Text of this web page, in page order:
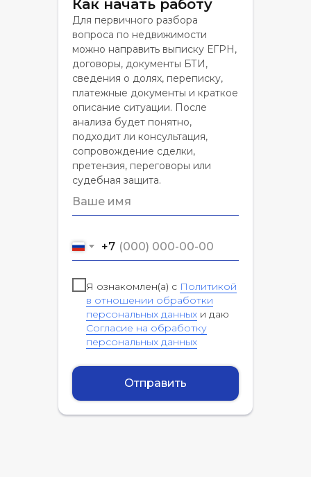
Как начать работу
Для первичного разбора
вопроса по недвижимости
можно направить выписку ЕГРН,
договоры, документы БТИ,
сведения о долях, переписку,
платежные документы и краткое
описание ситуации. После
анализа будет понятно,
подходит ли консультация,
сопровождение сделки,
претензия, переговоры или
судебная защита.
+7
Я ознакомлен(а) с Политикой
в отношении обработки
персональных данных и даю
Согласие на обработку
персональных данных
Отправить